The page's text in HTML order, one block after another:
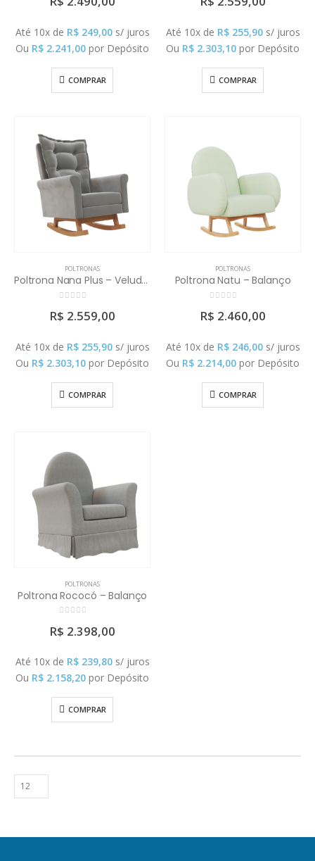
Até 10x de R$249,00 s/ juros
Ou R$ 2.241,00 por Depósito
COMPRAR
Até 10x de R$255,90 s/ juros
Ou R$ 2.303,10 por Depósito
COMPRAR
POLTRONAS
Poltrona Nana Plus – Veludo (Não acompanha puff)
R$ 2.559,00
Até 10x de R$255,90 s/ juros
Ou R$ 2.303,10 por Depósito
COMPRAR
POLTRONAS
Poltrona Natu – Balanço
R$ 2.460,00
Até 10x de R$246,00 s/ juros
Ou R$ 2.214,00 por Depósito
COMPRAR
POLTRONAS
Poltrona Rococó – Balanço
R$ 2.398,00
Até 10x de R$239,80 s/ juros
Ou R$ 2.158,20 por Depósito
COMPRAR